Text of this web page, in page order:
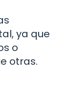
ya que
o
otras.